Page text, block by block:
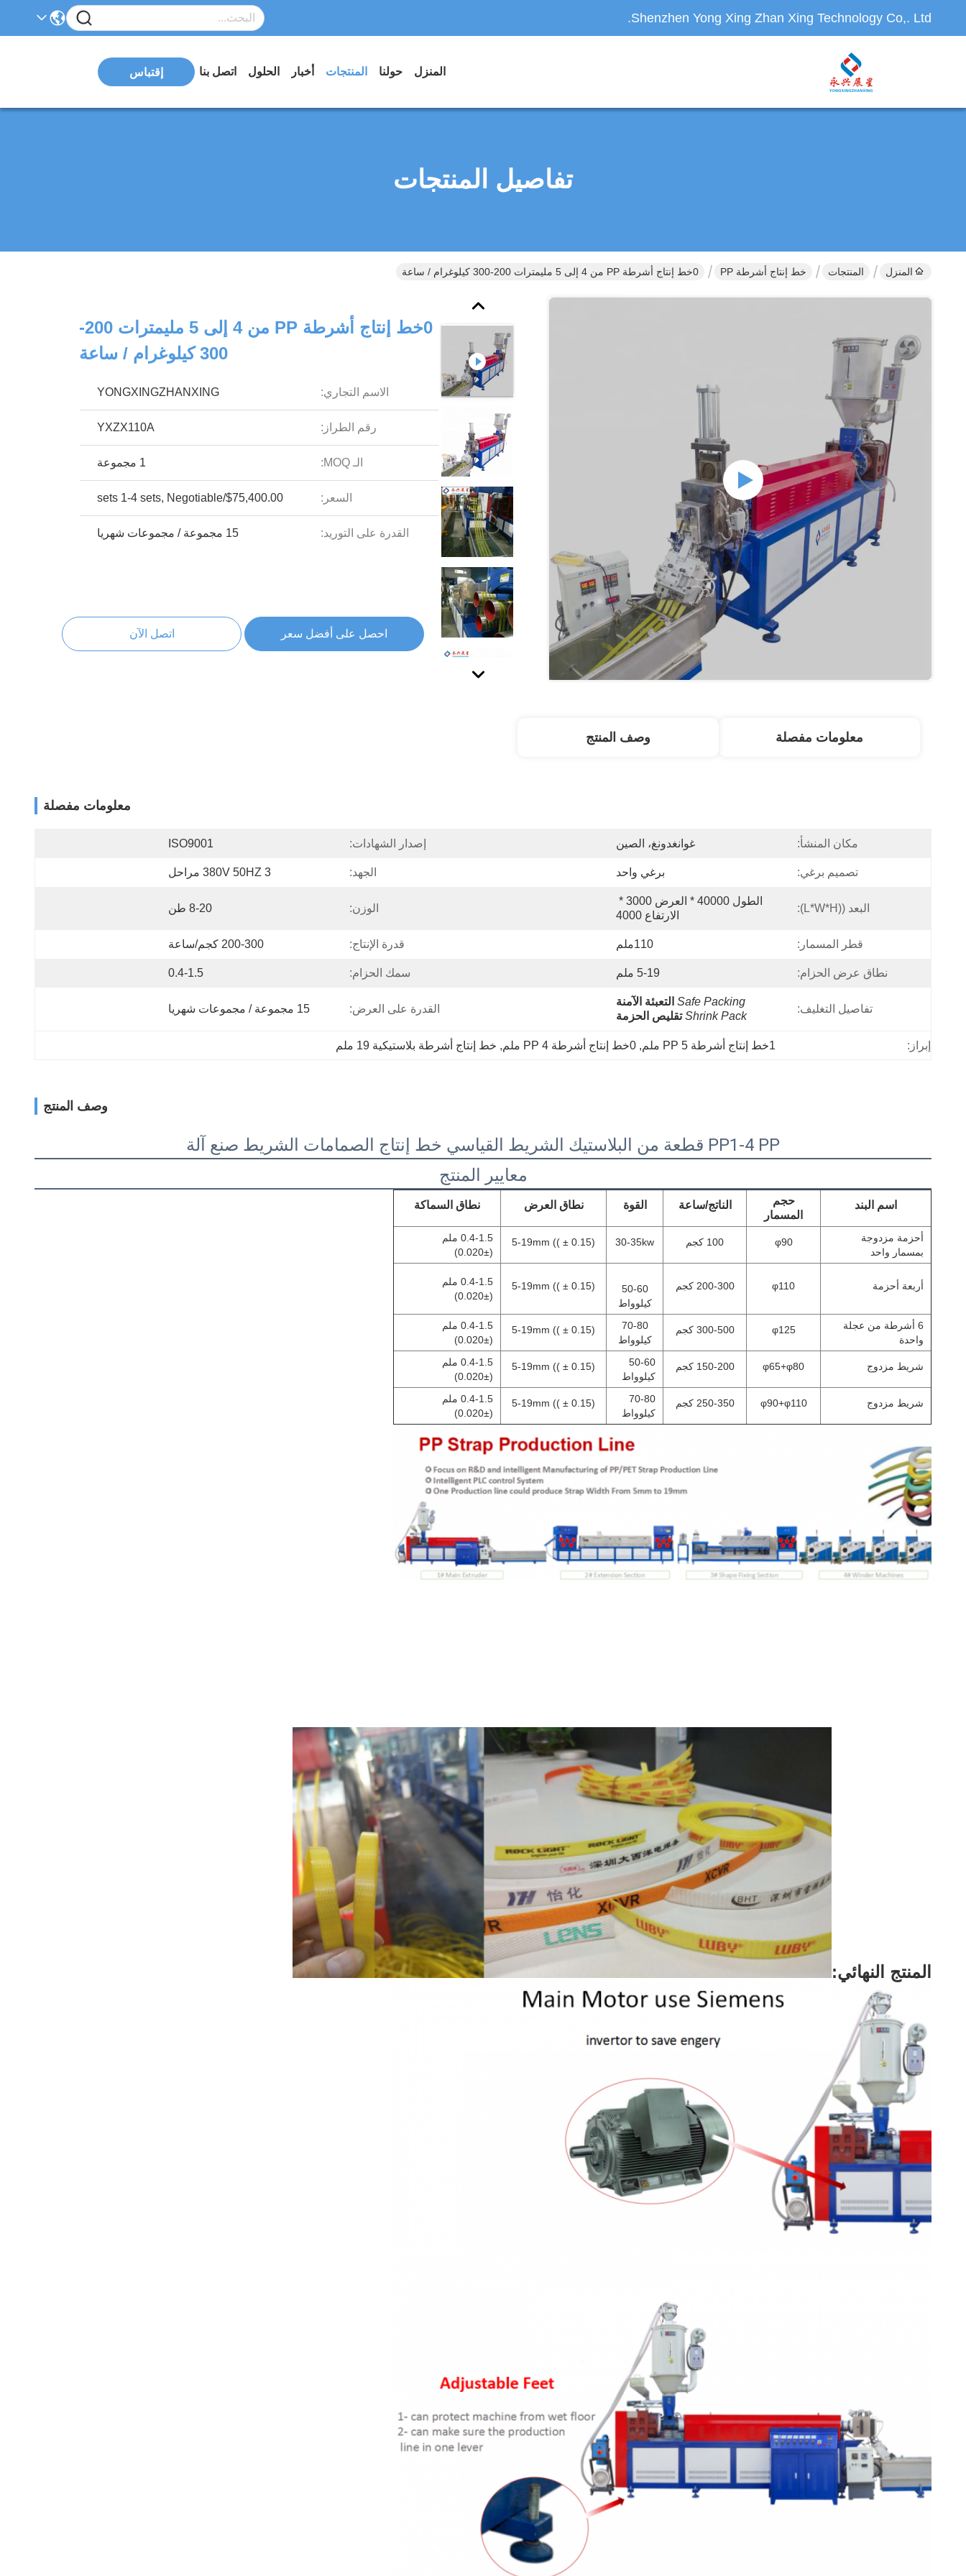
Shenzhen Yong Xing Zhan Xing Technology Co,. Ltd.
المنزل حولنا المنتجات أخبار الحلول اتصل بنا إقتباس
تفاصيل المنتجات
المنزل المنتجات خط إنتاج أشرطة PP 0خط إنتاج أشرطة PP من 4 إلى 5 مليمترات 200-300 كيلوغرام / ساعة
0خط إنتاج أشرطة PP من 4 إلى 5 مليمترات 200-
300 كيلوغرام / ساعة
الاسم التجاري: YONGXINGZHANXING
رقم الطراز: YXZX110A
الـ MOQ: 1 مجموعة
السعر: $75,400.00/sets 1-4 sets, Negotiable
القدرة على التوريد: 15 مجموعة / مجموعات شهريا
احصل على أفضل سعر اتصل الآن
معلومات مفصلة وصف المنتج
معلومات مفصلة
مكان المنشأ: غوانغدونغ، الصين إصدار الشهادات: ISO9001
تصميم برغي: برغي واحد الجهد: 380V 50HZ 3 مراحل
البعد ((L*W*H):
الارتفاع 4000
الوزن: 8-20 طن
قطر المسمار: 110ملم قدرة الإنتاج: 200-300 كجم/ساعة
نطاق عرض الحزام: 5-19 ملم سمك الحزام: 0.4-1.5
تفاصيل التغليف:
Safe Packing التعبئة الآمنة
Shrink Pack تقليص الحزمة
القدرة على العرض: 15 مجموعة / مجموعات شهريا
إبراز: 1خط إنتاج أشرطة PP 5 ملم , 0خط إنتاج أشرطة PP 4 ملم , خط إنتاج أشرطة بلاستيكية 19 ملم
وصف المنتج
PP1-4 PP قطعة من البلاستيك الشريط القياسي خط إنتاج الصمامات الشريط صنع آلة
معايير المنتج
اسم البند
حجم
المسمار
الناتج/ساعة القوة نطاق العرض نطاق السماكة
أحزمة مزدوجة
بمسمار واحد
φ90 100 كجم 30-35kw
5-19mm (( ± 0.15)
0.4-1.5 ملم
(±0.020)
أربعة أحزمة φ110 200-300 كجم
50-60
كيلوواط
5-19mm (( ± 0.15)
0.4-1.5 ملم
(±0.020)
6 أشرطة من عجلة
واحدة
φ125 300-500 كجم
70-80
كيلوواط
5-19mm (( ± 0.15)
0.4-1.5 ملم
(±0.020)
شريط مزدوج φ65+φ80 150-200 كجم
50-60
كيلوواط
5-19mm (( ± 0.15)
0.4-1.5 ملم
(±0.020)
شريط مزدوج φ90+φ110 250-350 كجم
70-80
كيلوواط
5-19mm (( ± 0.15)
0.4-1.5 ملم
(±0.020)
المنتج النهائي: